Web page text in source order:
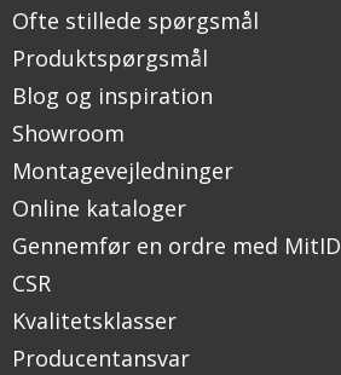
Ofte stillede spørgsmål
Produktspørgsmål
Blog og inspiration
Showroom
Montagevejledninger
Online kataloger
Gennemfør en ordre med MitID
CSR
Kvalitetsklasser
Producentansvar